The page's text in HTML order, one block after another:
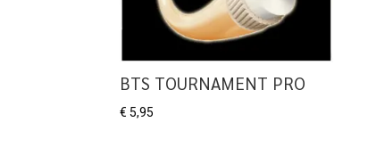
BTS TOURNAMENT PRO
€ 5,95